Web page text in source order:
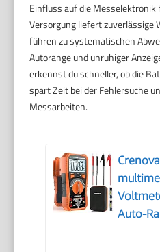
Einfluss auf die Messelektronik
Versorgung liefert zuverlässige
führen zu systematischen
Autorange und unruhiger
erkennst du schneller, ob die
spart Zeit bei der Fehlersuche
Messarbeiten.
Auto-